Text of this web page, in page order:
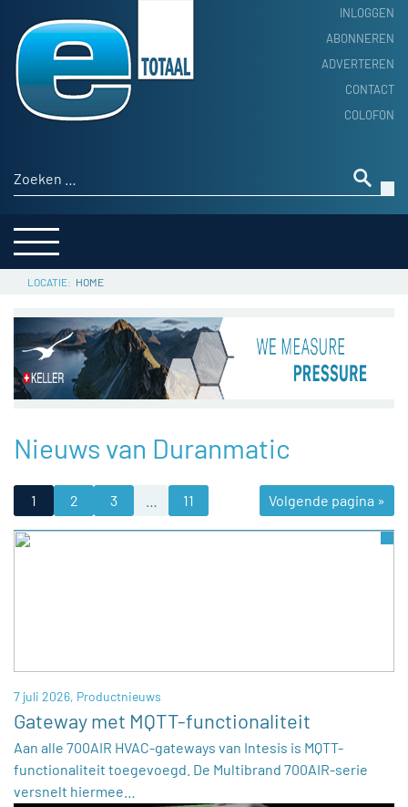
INLOGGEN
ABONNEREN
ADVERTEREN
CONTACT
COLOFON
Zoeken naar:
HOME
PRODUCTNIEUWS
ACHTERGROND
THEMA’S
SERVICE
HOME
Nieuws van Duranmatic
1 2 3 11 Volgende pagina »
7 juli 2026, Productnieuws
Gateway met MQTT-functionaliteit
Aan alle 700AIR HVAC-gateways van Intesis is MQTT-
functionaliteit toegevoegd. De Multibrand 700AIR-serie
versnelt hiermee…